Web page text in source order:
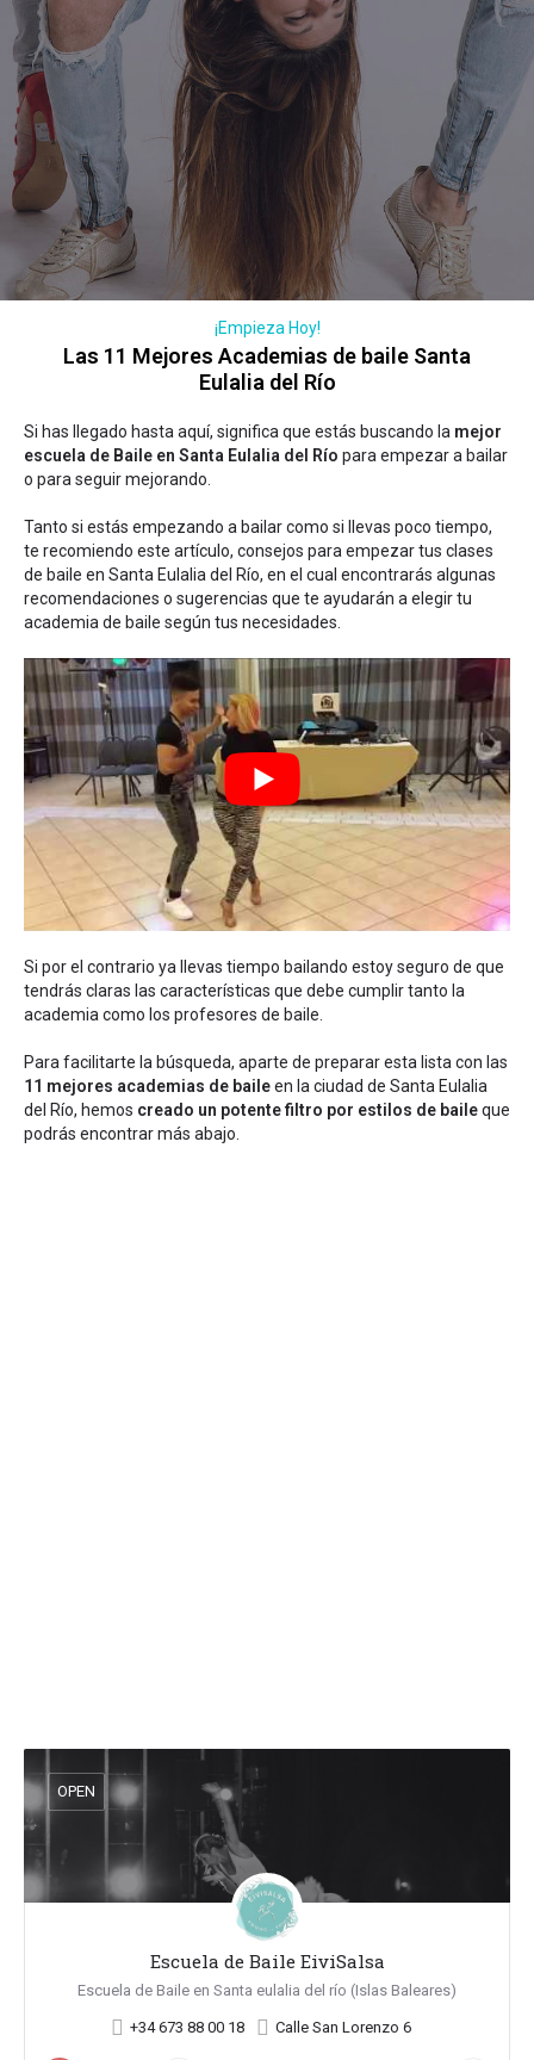
¡Empieza Hoy!
Las 11 Mejores Academias de baile Santa
Eulalia del Río
Si has llegado hasta aquí, significa que estás buscando la mejor
escuela de Baile en Santa Eulalia del Río para empezar a bailar
o para seguir mejorando.
Tanto si estás empezando a bailar como si llevas poco tiempo,
te recomiendo este artículo, consejos para empezar tus clases
de baile en Santa Eulalia del Río, en el cual encontrarás algunas
recomendaciones o sugerencias que te ayudarán a elegir tu
academia de baile según tus necesidades.
Si por el contrario ya llevas tiempo bailando estoy seguro de que
tendrás claras las características que debe cumplir tanto la
academia como los profesores de baile.
Para facilitarte la búsqueda, aparte de preparar esta lista con las
11 mejores academias de baileen la ciudad de Santa Eulalia
del Río, hemos creado un potente filtro por estilos de baileque
podrás encontrar más abajo.
Escuela de Baile EiviSalsa
Escuela de Baile en Santa eulalia del río (Islas Baleares)
+34 673 88 00 18 Calle San Lorenzo 6
OPEN